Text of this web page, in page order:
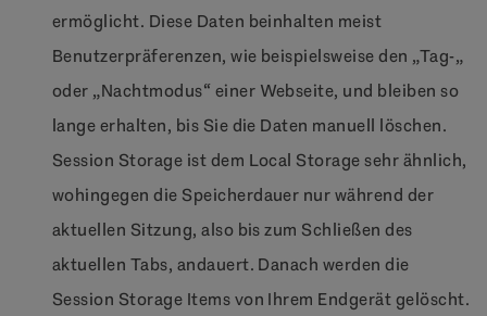
ermöglicht. Diese Daten beinhalten meist
Benutzerpräferenzen, wie beispielsweise den „Tag-„
oder „Nachtmodus“ einer Webseite, und bleiben so
lange erhalten, bis Sie die Daten manuell löschen.
Session Storage ist dem Local Storage sehr ähnlich,
wohingegen die Speicherdauer nur während der
aktuellen Sitzung, also bis zum Schließen des
aktuellen Tabs, andauert. Danach werden die
Session Storage Items von Ihrem Endgerät gelöscht.